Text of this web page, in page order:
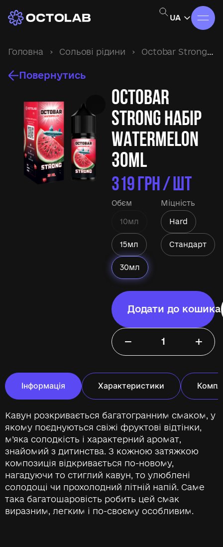
UA
Головна › Сольові рідини › Octobar Strong
Повернутись
Octobar
Strong набір
Watermelon
30ml
319ГРН / ШТ
Обєм
10мл
15мл
30мл
Міцність
Hard
Стандарт
− +
Додати до кошика
Інформація Характеристики
Кавун розкривається багатогранним смаком, у
якому поєднуються свіжі фруктові відтінки,
м’яка солодкість і характерний аромат,
знайомий з дитинства. З кожною затяжкою
композиція відкривається по-новому,
нагадуючи то стиглий кавун, то улюблені
солодощі чи прохолодний літній напій. Саме
така багатошаровість робить цей смак
виразним, легким і по-своєму особливим.